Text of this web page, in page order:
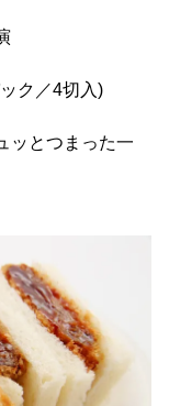
ク／4切入)
ッとつまった一